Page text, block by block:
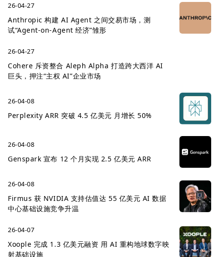
26-04-27
Anthropic 构建 AI Agent 之间交易市场，测
试“Agent-on-Agent 经济”雏形
26-04-27
Cohere 斥资整合 Aleph Alpha 打造跨大西洋 AI
巨头，押注“主权 AI”企业市场
26-04-08
Perplexity ARR 突破 4.5 亿美元 月增长 50%
26-04-08
Genspark 宣布 12 个月实现 2.5 亿美元 ARR
26-04-08
Firmus 获 NVIDIA 支持估值达 55 亿美元 AI 数据
中心基础设施竞争升温
26-04-07
Xoople 完成 1.3 亿美元融资 用 AI 重构地球数字映
射基础设施